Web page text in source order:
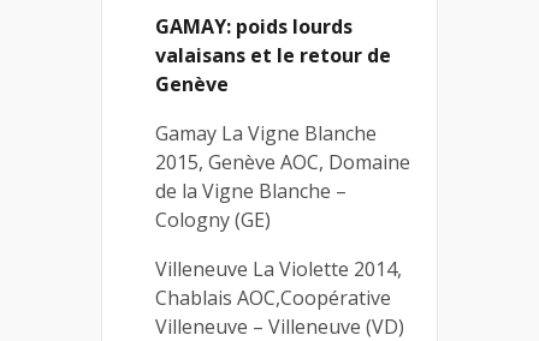
GAMAY: poids lourds
valaisans et le retour de
Genève
Gamay La Vigne Blanche
2015, Genève AOC, Domaine
de la Vigne Blanche –
Cologny (GE)
Villeneuve La Violette 2014,
Chablais AOC,Coopérative
Villeneuve – Villeneuve (VD)